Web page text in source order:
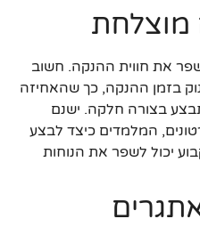
מוצלחת
את חווית ההנקה. חשוב
בזמן ההנקה, כך שהאחיזה
בצורה חלקה. ישנם
המלמדים כיצד לבצע
יכול לשפר את הנוחות